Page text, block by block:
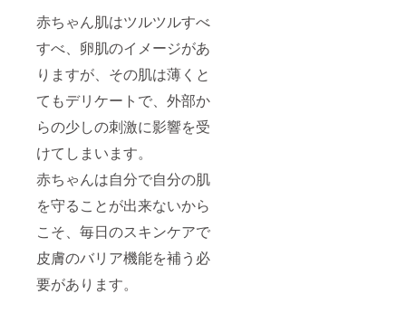
赤ちゃん肌はツルツルすべ
すべ、卵肌のイメージがあ
りますが、その肌は薄くと
てもデリケートで、外部か
らの少しの刺激に影響を受
けてしまいます。
赤ちゃんは自分で自分の肌
を守ることが出来ないから
こそ、毎日のスキンケアで
皮膚のバリア機能を補う必
要があります。